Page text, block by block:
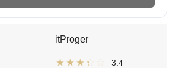
itProger
3.4